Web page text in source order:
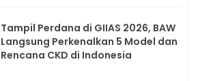
Tampil Perdana di GIIAS 2026, BAW
Langsung Perkenalkan 5 Model dan
Rencana CKD di Indonesia